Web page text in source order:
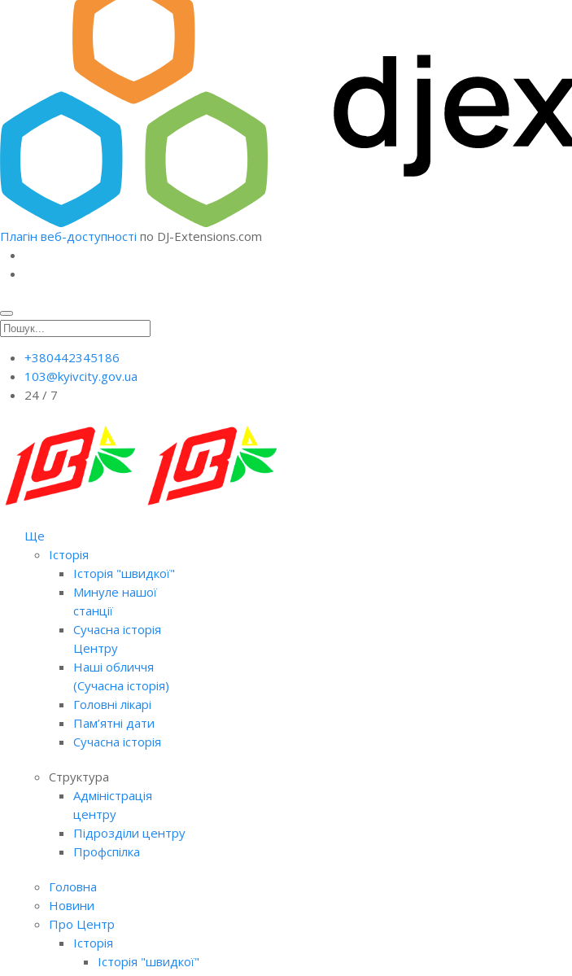
Плагін веб-доступності по DJ-Extensions.com
+380442345186
103@kyivcity.gov.ua
24 / 7
Ще
Історія
Історія "швидкої"
Минуле нашої
станції
Сучасна історія
Центру
Наші обличчя
(Сучасна історія)
Головні лікарі
Пам’ятні дати
Сучасна історія
Структура
Адміністрація
центру
Підрозділи центру
Профспілка
Головна
Новини
Про Центр
Історія
Історія "швидкої"